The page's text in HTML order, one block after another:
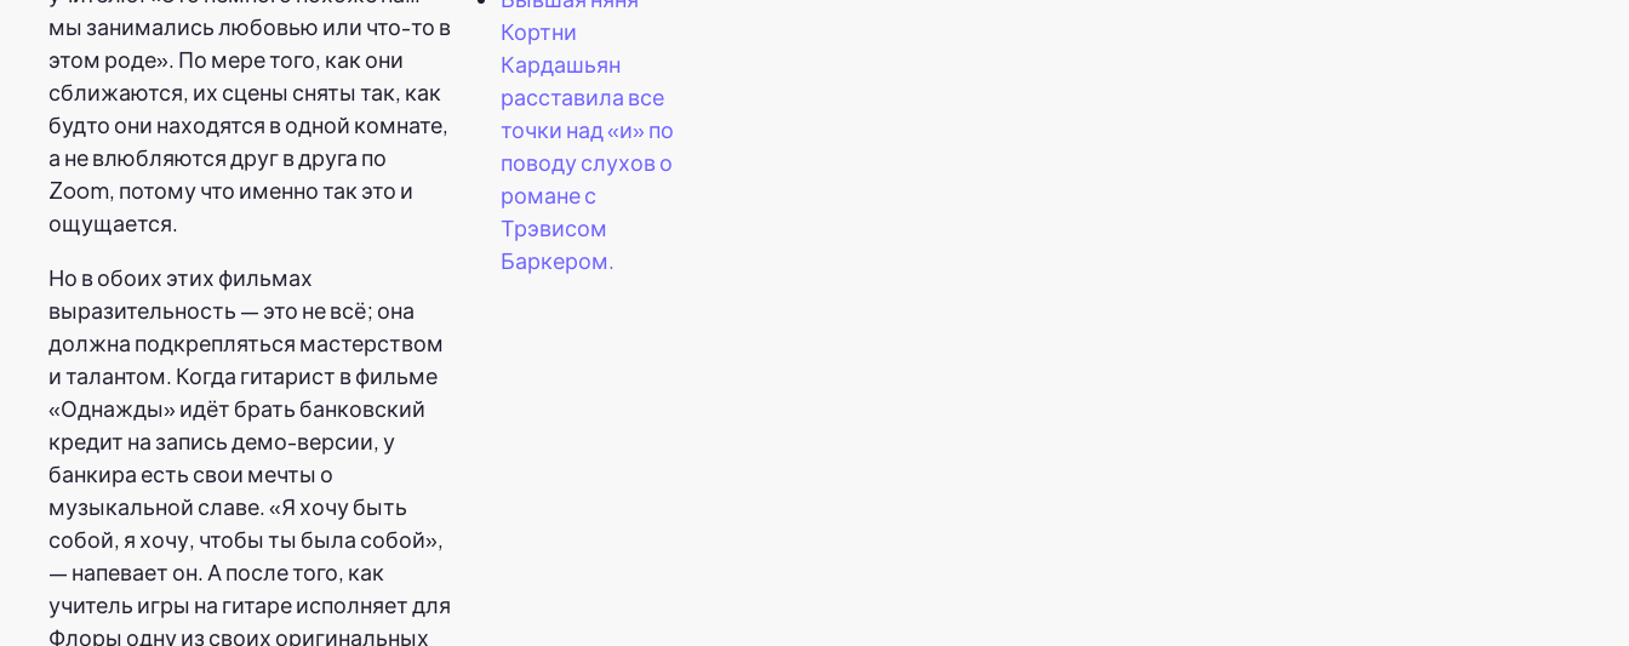
мы занимались любовью или что-то в
этом роде». По мере того, как они
сближаются, их сцены сняты так, как
будто они находятся в одной комнате,
а не влюбляются друг в друга по
Zoom, потому что именно так это и
ощущается.
Но в обоих этих фильмах
выразительность — это не всё; она
должна подкрепляться мастерством
и талантом. Когда гитарист в фильме
«Однажды» идёт брать банковский
кредит на запись демо-версии, у
банкира есть свои мечты о
музыкальной славе. «Я хочу быть
собой, я хочу, чтобы ты была собой»,
— напевает он. А после того, как
учитель игры на гитаре исполняет для
Флоры одну из своих оригинальных
Кортни
Кардашьян
расставила все
точки над «и» по
поводу слухов о
романе с
Трэвисом
Баркером.